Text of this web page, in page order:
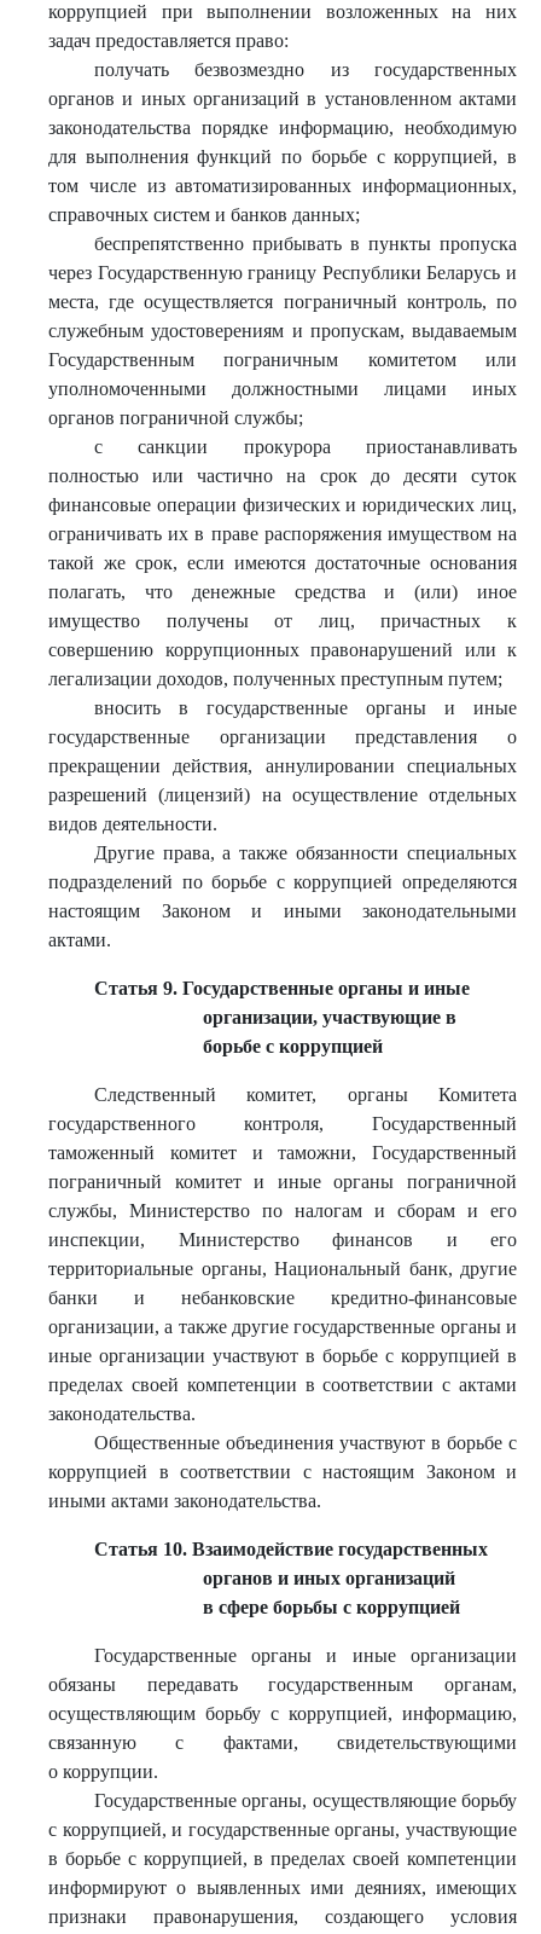
коррупцией при выполнении возложенных на них
задач предоставляется право:
получать безвозмездно из государственных
органов и иных организаций в установленном актами
законодательства порядке информацию, необходимую
для выполнения функций по борьбе с коррупцией, в
том числе из автоматизированных информационных,
справочных систем и банков данных;
беспрепятственно прибывать в пункты пропуска
через Государственную границу Республики Беларусь и
места, где осуществляется пограничный контроль, по
служебным удостоверениям и пропускам, выдаваемым
Государственным пограничным комитетом или
уполномоченными должностными лицами иных
органов пограничной службы;
с санкции прокурора приостанавливать
полностью или частично на срок до десяти суток
финансовые операции физических и юридических лиц,
ограничивать их в праве распоряжения имуществом на
такой же срок, если имеются достаточные основания
полагать, что денежные средства и (или) иное
имущество получены от лиц, причастных к
совершению коррупционных правонарушений или к
легализации доходов, полученных преступным путем;
вносить в государственные органы и иные
государственные организации представления о
прекращении действия, аннулировании специальных
разрешений (лицензий) на осуществление отдельных
видов деятельности.
Другие права, а также обязанности специальных
подразделений по борьбе с коррупцией определяются
настоящим Законом и иными законодательными
актами.
Статья 9. Государственные органы и иные
организации, участвующие в
борьбе с коррупцией
Следственный комитет, органы Комитета
государственного контроля, Государственный
таможенный комитет и таможни, Государственный
пограничный комитет и иные органы пограничной
службы, Министерство по налогам и сборам и его
инспекции, Министерство финансов и его
территориальные органы, Национальный банк, другие
банки и небанковские кредитно-финансовые
организации, а также другие государственные органы и
иные организации участвуют в борьбе с коррупцией в
пределах своей компетенции в соответствии с актами
законодательства.
Общественные объединения участвуют в борьбе с
коррупцией в соответствии с настоящим Законом и
иными актами законодательства.
Статья 10. Взаимодействие государственных
органов и иных организаций
в сфере борьбы с коррупцией
Государственные органы и иные организации
обязаны передавать государственным органам,
осуществляющим борьбу с коррупцией, информацию,
связанную с фактами, свидетельствующими
о коррупции.
Государственные органы, осуществляющие борьбу
с коррупцией, и государственные органы, участвующие
в борьбе с коррупцией, в пределах своей компетенции
информируют о выявленных ими деяниях, имеющих
признаки правонарушения, создающего условия